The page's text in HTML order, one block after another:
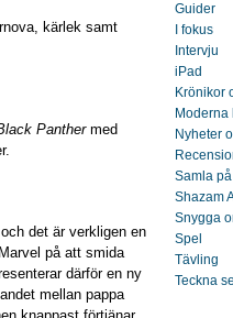
kärlek samt
Panthermed
det är verkligen en
på att smida
därför en ny
mellan pappa
Guider
I fokus
Intervju
iPad
Krönikor
Moderna
Nyheter
Samla
Shazam
Snygga
Spel
Tävling
Teckna